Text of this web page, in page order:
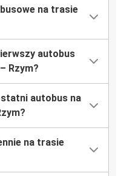
na trasie
autobus
Rzym?
autobus na
na trasie